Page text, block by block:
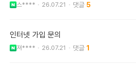
스**** 26.07.21 5
인터넷 가입 문의
져**** 26.07.21 1